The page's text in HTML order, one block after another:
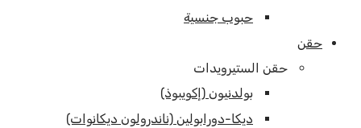
حبوب جنسية
حقن
حقن الستيرويدات
بولدنيون (إكويبوذ)
ديكا-دورابولين (ناندرولون ديكانوات)